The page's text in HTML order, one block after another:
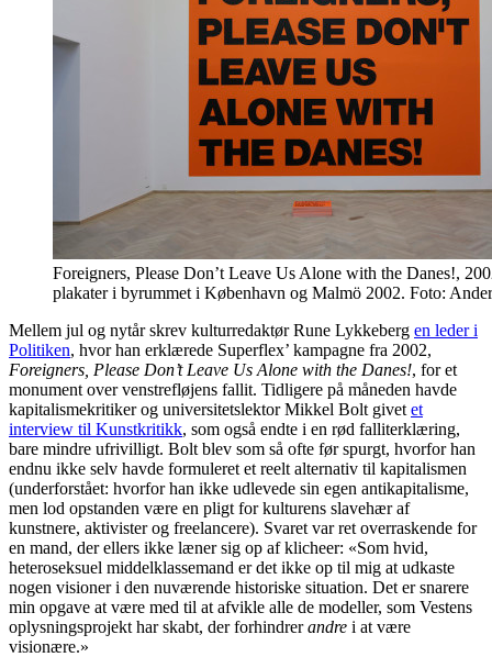
Foreigners, Please Don’t Leave Us Alone with the Danes!,
plakater i byrummet i København og Malmö 2002. Foto:
Mellem jul og nytår skrev kulturredaktør Rune Lykkeberg en leder i
Politiken, hvor han erklærede Superflex’ kampagne fra 2002,
Foreigners, Please Don’t Leave Us Alone with the Danes!, for et
monument over venstrefløjens fallit. Tidligere på måneden havde
kapitalismekritiker og universitetslektor Mikkel Bolt givet et
interview til Kunstkritikk, som også endte i en rød falliterklæring,
bare mindre ufrivilligt. Bolt blev som så ofte før spurgt, hvorfor han
endnu ikke selv havde formuleret et reelt alternativ til kapitalismen
(underforstået: hvorfor han ikke udlevede sin egen antikapitalisme,
men lod opstanden være en pligt for kulturens slavehær af
kunstnere, aktivister og freelancere). Svaret var ret overraskende for
en mand, der ellers ikke læner sig op af klicheer: «Som hvid,
heteroseksuel middelklassemand er det ikke op til mig at udkaste
nogen visioner i den nuværende historiske situation. Det er snarere
min opgave at være med til at afvikle alle de modeller, som Vestens
oplysningsprojekt har skabt, der forhindrerandre i at være
visionære.»